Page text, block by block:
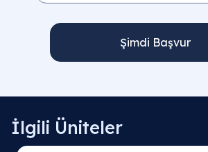
Şimdi Başvur
İlgili Üniteler